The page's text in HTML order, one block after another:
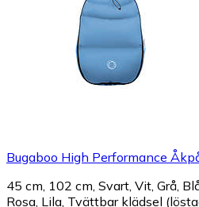
Bugaboo High Performance
45 cm, 102 cm, Svart, Vit, Grå,
Rosa, Lila, Tvättbar klädsel